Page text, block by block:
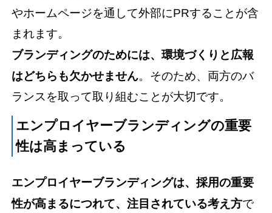
やホームページを通して外部にPRすることが含
まれます。
ブランディングのためには、環境づくりと広報
はどちらも欠かせません。そのため、両方のバ
ランスを取って取り組むことが大切です。
エンプロイヤーブランディングの重要
性は高まっている
エンプロイヤーブランディングは、採用の重要
性が高まるにつれて、注目されている考え方で